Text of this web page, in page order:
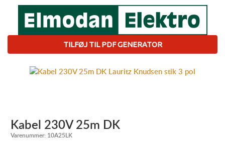
Kabel 230V 25m DK
Varenummer: 10A25LK
TILFØJ TIL PDF GENERATOR